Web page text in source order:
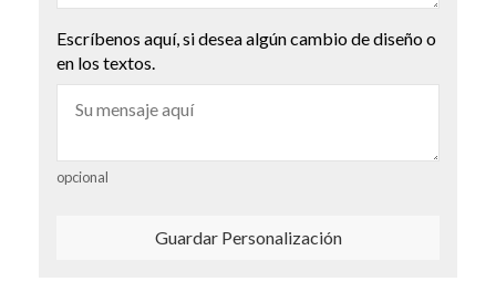
Escríbenos aquí, si desea algún cambio de diseño o
en los textos.
opcional
Guardar Personalización